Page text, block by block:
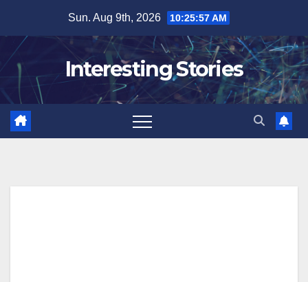
content
Sun. Aug 9th, 2026 10:25:58 AM
Interesting Stories